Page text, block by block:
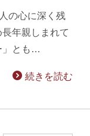
の心に深く残
年親しまれて
」とも…
続きを読む